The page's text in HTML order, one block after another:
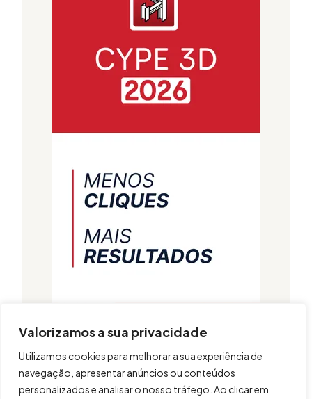
Valorizamos a sua privacidade
Utilizamos cookies para melhorar a sua experiência de
navegação, apresentar anúncios ou conteúdos
personalizados e analisar o nosso tráfego. Ao clicar em